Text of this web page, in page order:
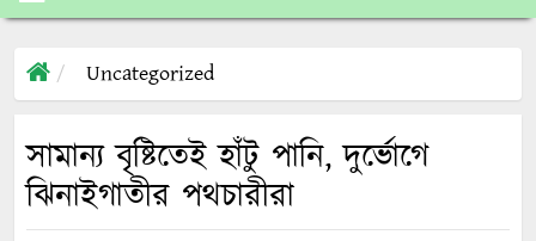
Uncategorized
সামান্য বৃষ্টিতেই হাঁটু পানি, দুর্ভোগে
ঝিনাইগাতীর পথচারীরা